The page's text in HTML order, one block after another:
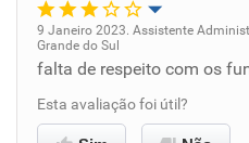
Oportunidade de promoção
Ambiente de trabalho
9 Janeiro 2023. Assistente
Grande do Sul
falta de respeito com os
Esta avaliação foi útil?